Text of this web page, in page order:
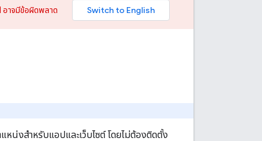
อาจมีข้อผิดพลาด
น่งสําหรับแอปและเว็บไซต์ โดยไม่ต้องติดตั้ง